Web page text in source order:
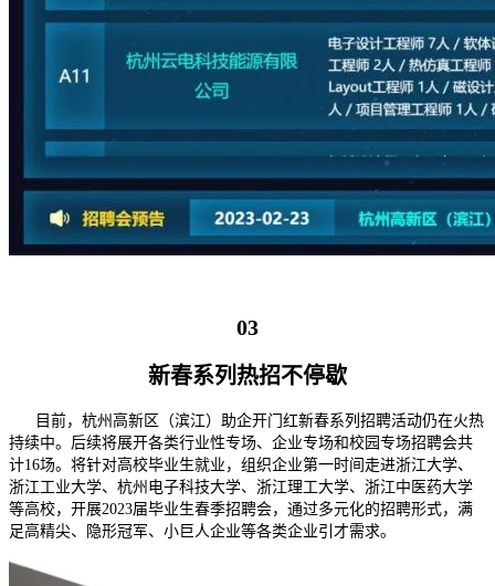
03
新春系列热招不停歇
目前，杭州高新区（滨江）助企开门红新春系列招聘活动仍在火热
持续中。后续将展开各类行业性专场、企业专场和校园专场招聘会共
计16场。将针对高校毕业生就业，组织企业第一时间走进浙江大学、
浙江工业大学、杭州电子科技大学、浙江理工大学、浙江中医药大学
等高校，开展2023届毕业生春季招聘会，通过多元化的招聘形式，满
足高精尖、隐形冠军、小巨人企业等各类企业引才需求。